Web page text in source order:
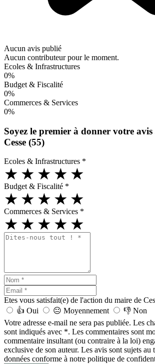
Aucun avis publié
Aucun contributeur pour le moment.
Ecoles & Infrastructures
0%
Budget & Fiscalité
0%
Commerces & Services
0%
Soyez le premier à donner votre
Cesse (55)
Ecoles & Infrastructures *
★ ★ ★ ★ ★
Budget & Fiscalité *
★ ★ ★ ★ ★
Commerces & Services *
★ ★ ★ ★ ★
Etes vous satisfait(e) de l'action du maire de
👍 Oui 😐 Moyennement 👎 Non
Votre adresse e-mail ne sera pas publiée. Les
sont indiqués avec *. Les commentaires sont
commentaire insultant (ou contraire à la loi)
exclusive de son auteur. Les avis sont sujets au
données conforme à notre politique de